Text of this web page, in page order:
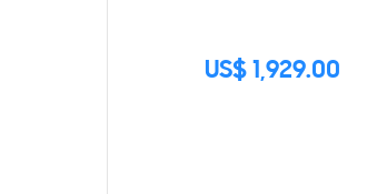
US$ 1,929.00